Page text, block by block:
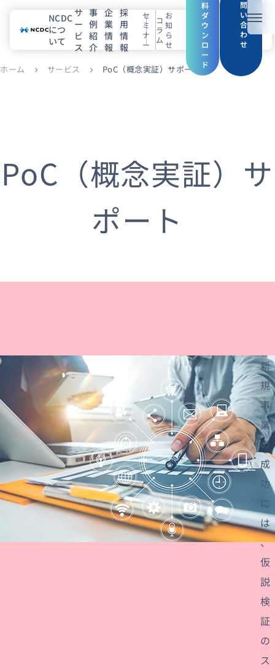
メニ
NCDCについて
サービス
採用情報
エンジニアブログ（Zenn）
NCDC
につ
いて
サ
ー
ビ
ス
事
例
紹
介
企
業
情
報
採
用
情
報
セ
ミ
ナ
ー
コ
ラ
ム
お
知
ら
せ
料
ダ
ウ
ン
ロ
ー
ド
問
い
合
わ
せ
ホーム chevron_right サービス chevron_right PoC（概念実証）サポート
PoC（概念実証）サ
ポート
新
規
事
業
の
成
功
に
は
、
仮
説
検
証
の
ス